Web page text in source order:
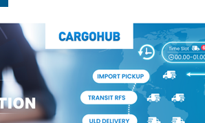
VOERT LANGSTE VRACHTVLUCHT MET BOEING 777F OOIT
NOORSE TAK SAS OP LAATSTE MOMENT